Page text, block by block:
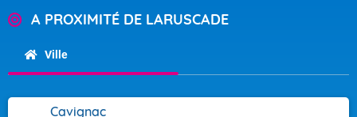
A PROXIMITÉ DE LARUSCADE
Ville
Cavignac